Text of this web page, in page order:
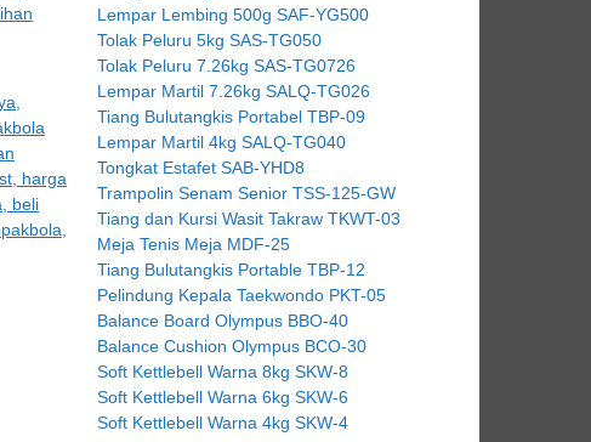
Lempar Lembing 500g SAF-YG500
Tolak Peluru 5kg SAS-TG050
Tolak Peluru 7.26kg SAS-TG0726
Lempar Martil 7.26kg SALQ-TG026
Tiang Bulutangkis Portabel TBP-09
Lempar Martil 4kg SALQ-TG040
Tongkat Estafet SAB-YHD8
Trampolin Senam Senior TSS-125-GW
Tiang dan Kursi Wasit Takraw TKWT-03
Meja Tenis Meja MDF-25
Tiang Bulutangkis Portable TBP-12
Pelindung Kepala Taekwondo PKT-05
Balance Board Olympus BBO-40
Balance Cushion Olympus BCO-30
Soft Kettlebell Warna 8kg SKW-8
Soft Kettlebell Warna 6kg SKW-6
Soft Kettlebell Warna 4kg SKW-4